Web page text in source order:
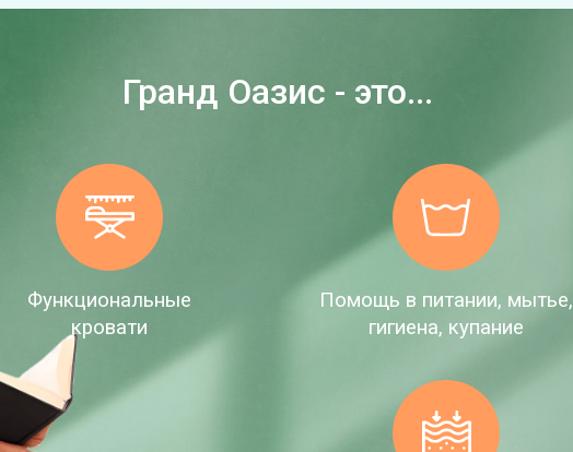
Гранд Оазис - это...
Функциональные
кровати
Помощь в питании, мытье,
гигиена, купание